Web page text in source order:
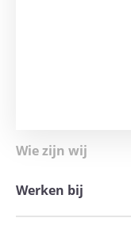
Wie zijn wij
Werken bij